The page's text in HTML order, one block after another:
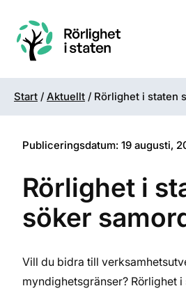
Start / Aktuellt / Rörlighet i staten
Publiceringsdatum: 19 augusti,
Rörlighet i
söker
Vill du bidra till
myndighetsgränser? Rörlighet i